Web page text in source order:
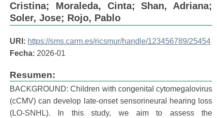
Cristina; Moraleda, Cinta;Shan, Adriana;
Soler, Jose; Rojo, Pablo
URI: https://sms.carm.es/ricsmur/handle/123456789/25454
Fecha: 2026-01
Resumen:
BACKGROUND: Children with congenital cytomegalovirus
(cCMV) can develop late-onset sensorineural hearing loss
(LO-SNHL). In this study, we aim to assess the